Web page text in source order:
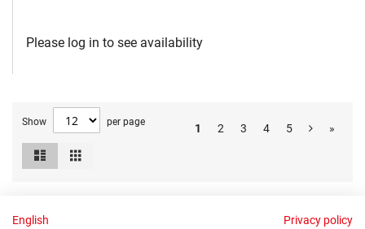
Please log in to see availability
Show per page 1 2 3 4 5 »
View
English
Privacy policy